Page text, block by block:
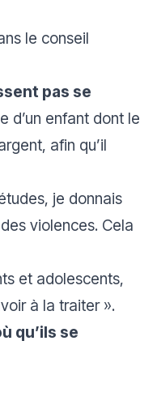
le conseil
pas se
d’un enfant dont le
afin qu’il
je donnais
violences. Cela
et adolescents,
à la traiter».
qu’ils se